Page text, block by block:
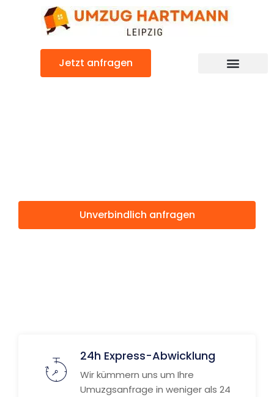
Jetzt anfragen
Unverbindlich anfragen
24h Express-Abwicklung
Wir kümmern uns um Ihre
Umuzgsanfrage in weniger als 24